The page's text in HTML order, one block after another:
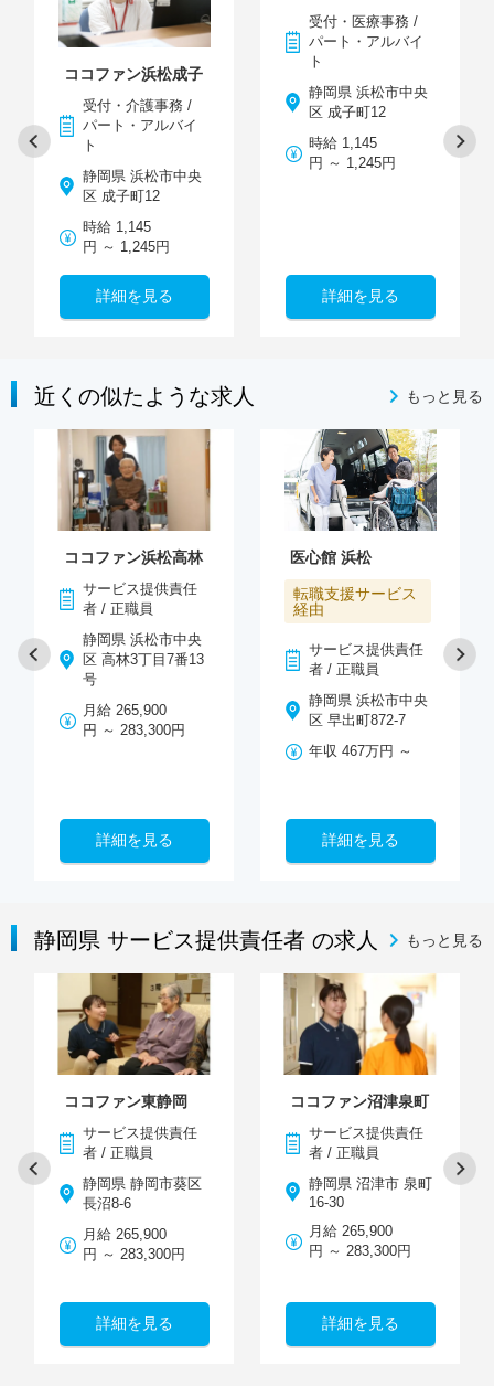
ココファン浜松成子
受付・介護事務 /
パート・アルバイ
ト
静岡県 浜松市中央
区 成子町12
時給 1,145
円 ～ 1,245円
詳細を見る
受付・医療事務 /
パート・アルバイ
ト
静岡県 浜松市中央
区 成子町12
時給 1,145
円 ～ 1,245円
詳細を見る
近くの似たような求人 もっと見る
ココファン浜松高林
サービス提供責任
者 / 正職員
静岡県 浜松市中央
区 高林3丁目7番13
号
月給 265,900
円 ～ 283,300円
詳細を見る
医心館 浜松
転職支援サービス
経由
サービス提供責任
者 / 正職員
静岡県 浜松市中央
区 早出町872-7
年収 467万円 ～
詳細を見る
静岡県 サービス提供責任者 の求人 もっと見る
ココファン東静岡
サービス提供責任
者 / 正職員
静岡県 静岡市葵区
長沼8-6
月給 265,900
円 ～ 283,300円
詳細を見る
ココファン沼津泉町
サービス提供責任
者 / 正職員
静岡県 沼津市 泉町
16-30
月給 265,900
円 ～ 283,300円
詳細を見る